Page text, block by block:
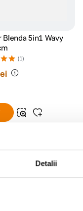
Detalii
Blenda 5in1 Wavy
(1)
creatorilor
special